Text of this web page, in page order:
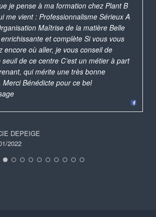
je pense à ma formation chez Plant B
me vient : Professionnalisme Sérieux A
Maîtrise de la matière Belle
et complète Si vous vous
encore où aller, je vous conseil de
de ce centre C’est un métier à part
qui mérite une très bonne
Merci Bénédicte pour ce bel
DEPEIGE
2022